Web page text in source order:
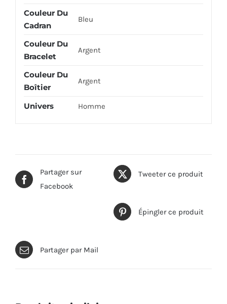
Couleur Du
Cadran
Bleu
Couleur Du
Bracelet
Argent
Couleur Du
Boîtier
Argent
Univers Homme
Partager sur
Facebook
Tweeter ce produit
Épingler ce produit
Partager par Mail